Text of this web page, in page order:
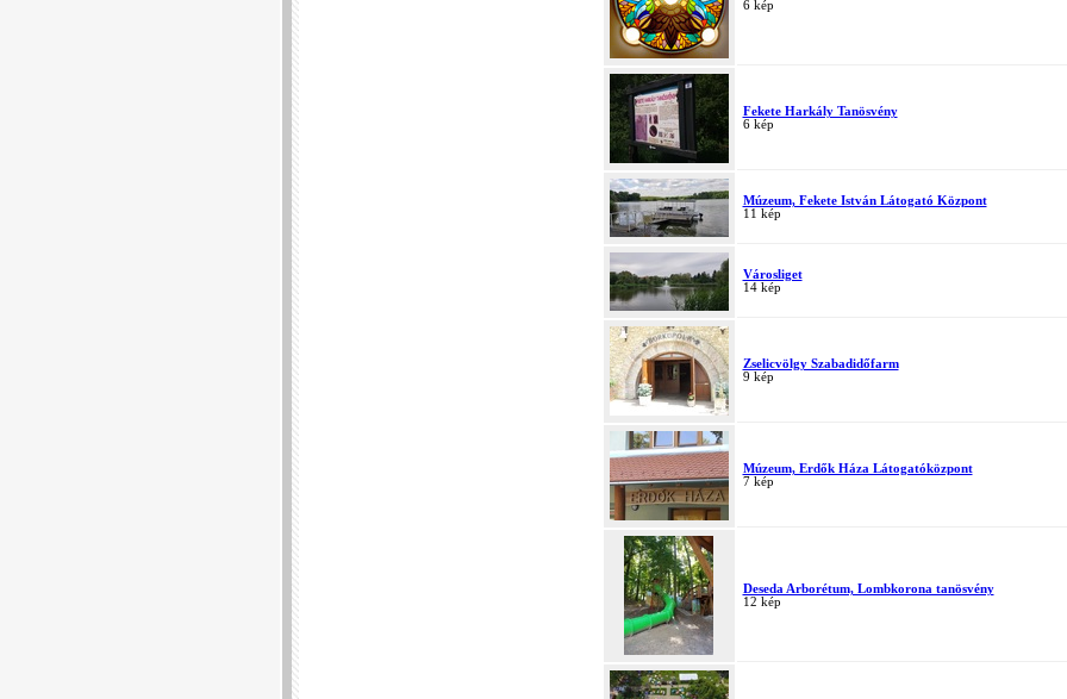
6 kép
Fekete Harkály Tanösvény
6 kép
Múzeum, Fekete István Látogató Központ
11 kép
Városliget
14 kép
Zselicvölgy Szabadidőfarm
9 kép
Múzeum, Erdők Háza Látogatóközpont
7 kép
Deseda Arborétum, Lombkorona tanösvény
12 kép